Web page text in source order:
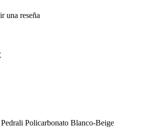
una reseña